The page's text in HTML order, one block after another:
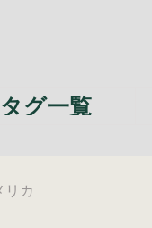
タグ一覧
リカ